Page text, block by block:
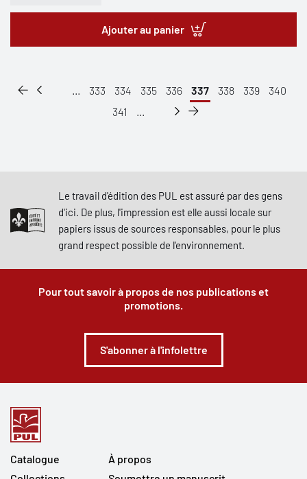
Ajouter au panier
... 333 334 335 336 337 338 339
340
341
...
Le travail d'édition des PUL est assuré par des gens
d'ici. De plus, l'impression est elle aussi locale sur
papiers issus de sources responsables, pour le plus
grand respect possible de l'environnement.
Pour tout savoir à propos de nos publications et
promotions.
S'abonner à l'infolettre
Catalogue
À propos